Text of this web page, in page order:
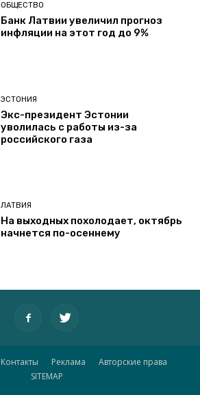
ОБЩЕСТВО
Банк Латвии увеличил прогноз
инфляции на этот год до 9%
ЭСТОНИЯ
Экс-президент Эстонии
уволилась с работы из-за
российского газа
ЛАТВИЯ
На выходных похолодает, октябрь
начнется по-осеннему
Контакты Реклама
Авторские права
SITEMAP